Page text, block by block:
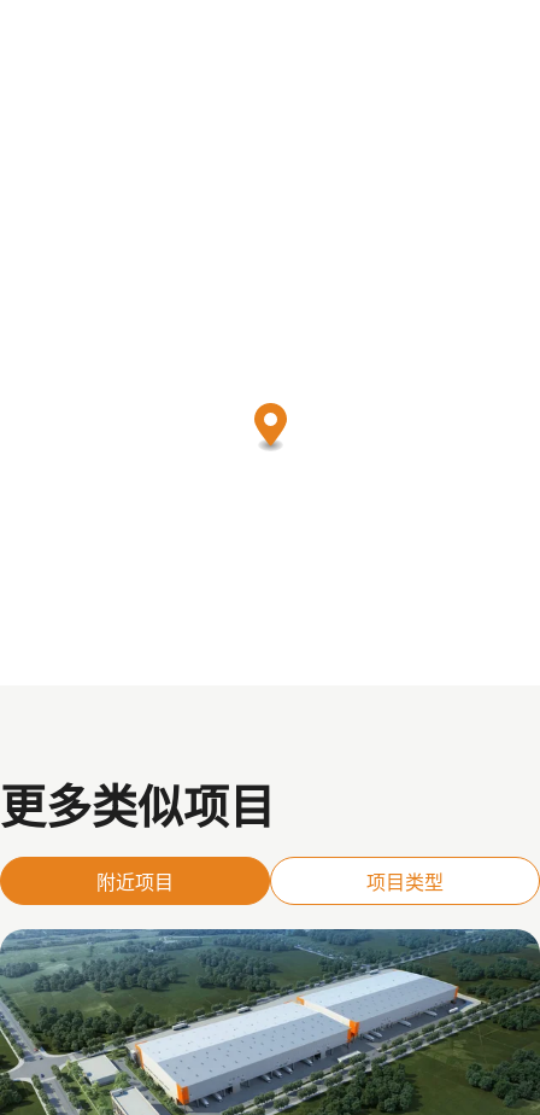
更多类似项目
附近项目 项目类型